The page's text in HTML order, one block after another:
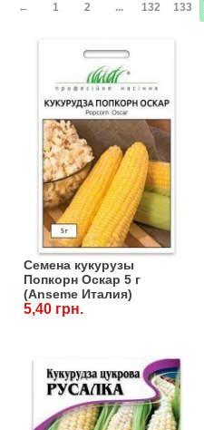
← 1 2 ... 132 133
Семена кукурузы
Попкорн Оскар 5 г
(Anseme Италия)
5,40 грн.